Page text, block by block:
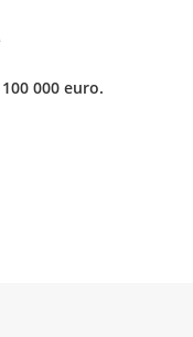
000 euro.